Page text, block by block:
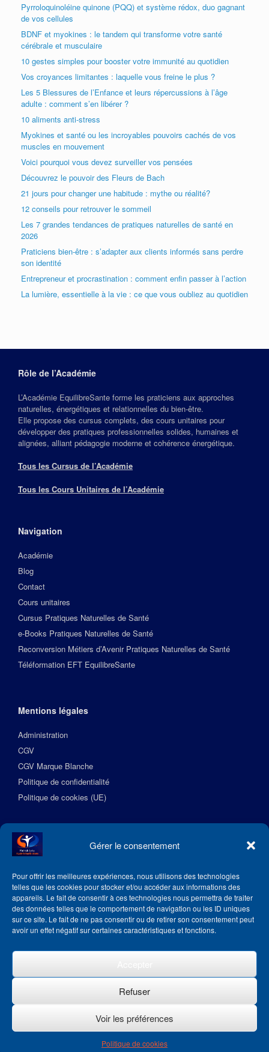
Gérer le consentement
Pour offrir les meilleures expériences, nous utilisons des technologies
telles que les cookies pour stocker et/ou accéder aux informations des
appareils. Le fait de consentir à ces technologies nous permettra de traiter
des données telles que le comportement de navigation ou les ID uniques
sur ce site. Le fait de ne pas consentir ou de retirer son consentement peut
avoir un effet négatif sur certaines caractéristiques et fonctions.
Refuser
Voir les préférences
Politique de cookies
Pyrroloquinoléine quinone (PQQ) et système rédox, duo gagnant
de vos cellules
BDNF et myokines : le tandem qui transforme votre santé
cérébrale et musculaire
10 gestes simples pour booster votre immunité au quotidien
Vos croyances limitantes : laquelle vous freine le plus ?
Les 5 Blessures de l’Enfance et leurs répercussions à l’âge
adulte : comment s’en libérer ?
10 aliments anti-stress
Myokines et santé ou les incroyables pouvoirs cachés de vos
muscles en mouvement
Voici pourquoi vous devez surveiller vos pensées
Découvrez le pouvoir des Fleurs de Bach
21 jours pour changer une habitude : mythe ou réalité?
12 conseils pour retrouver le sommeil
Les 7 grandes tendances de pratiques naturelles de santé en
2026
Praticiens bien-être : s’adapter aux clients informés sans perdre
son identité
Entrepreneur et procrastination : comment enfin passer à l’action
La lumière, essentielle à la vie : ce que vous oubliez au quotidien
Rôle de l’Académie
L’Académie EquilibreSante forme les praticiens aux approches
naturelles, énergétiques et relationnelles du bien‑être.
Elle propose des cursus complets, des cours unitaires pour
développer des pratiques professionnelles solides, humaines et
alignées, alliant pédagogie moderne et cohérence énergétique.
Tous les Cursus de l’Académie
Tous les Cours Unitaires de l’Académie
Navigation
Académie
Blog
Contact
Cours unitaires
Cursus Pratiques Naturelles de Santé
e-Books Pratiques Naturelles de Santé
Reconversion Métiers d’Avenir Pratiques Naturelles de Santé
Téléformation EFT EquilibreSante
Mentions légales
Administration
CGV
CGV Marque Blanche
Politique de confidentialité
Politique de cookies (UE)
Suivez l’Académie EquilibreSante
Theme bySiteOrigin